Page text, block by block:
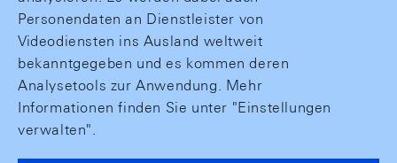
Personendaten an Dienstleister von
Videodiensten ins Ausland weltweit
bekanntgegeben und es kommen deren
Analysetools zur Anwendung. Mehr
Informationen finden Sie unter "Einstellungen
verwalten".